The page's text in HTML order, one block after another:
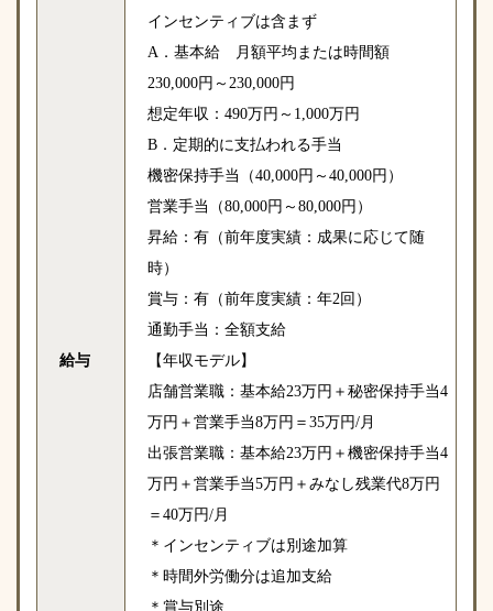
給与
インセンティブは含まず
A．基本給 月額平均または時間額
230,000円～230,000円
想定年収：490万円～1,000万円
B．定期的に支払われる手当
機密保持手当（40,000円～40,000円）
営業手当（80,000円～80,000円）
昇給：有（前年度実績：成果に応じて随
時）
賞与：有（前年度実績：年2回）
通勤手当：全額支給
【年収モデル】
店舗営業職：基本給23万円＋秘密保持手当4
万円＋営業手当8万円＝35万円/月
出張営業職：基本給23万円＋機密保持手当4
万円＋営業手当5万円＋みなし残業代8万円
＝40万円/月
＊インセンティブは別途加算
＊時間外労働分は追加支給
＊賞与別途